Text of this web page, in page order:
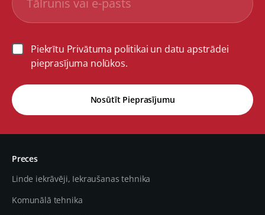
Piekrītu Privātuma politikai un datu apstrādei
pieprasījuma nolūkos.
Nosūtīt Pieprasījumu
Preces
Linde iekrāvēji, Iekraušanas tehnika
Komunālā tehnika